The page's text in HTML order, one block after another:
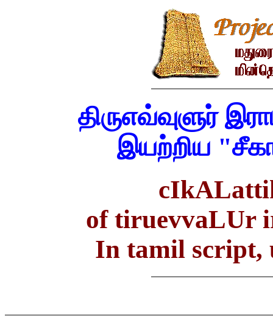
திருஎவ்வுளுர்
இயற்றிய
of tiruevvaLUr
In tamil script,